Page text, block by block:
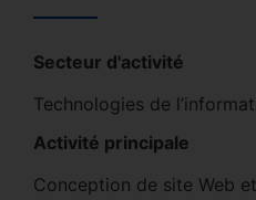
Secteur d'activité
Technologies de
Activité principale
Conception de site Web